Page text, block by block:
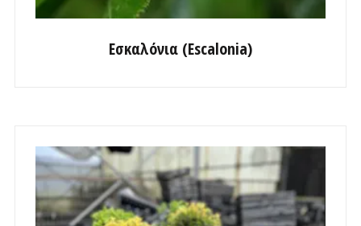
Εσκαλόνια (Escalonia)